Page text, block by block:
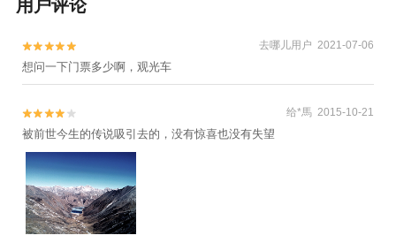
用户评论

 去哪儿用户 2021-07-06
想问一下门票多少啊，观光车

 给*馬 2015-10-21
被前世今生的传说吸引去的，没有惊喜也没有失望